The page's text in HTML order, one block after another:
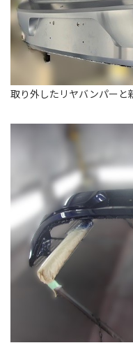
取り外したリヤバンパーと